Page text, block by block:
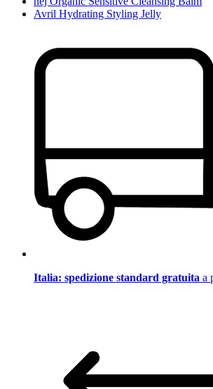
Avril Hydrating Styling Jelly
Italia: spedizione standard gratuita a